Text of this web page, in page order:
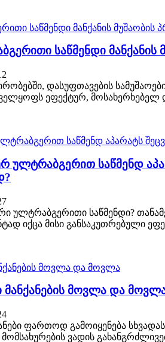
საწმენდი მანქანის
დასუფთავების
ეფექტურ, მოსახერხებელ
ულტრაბგერით საწმენდ
ულტრაბგერითი საწმენდი?
იქცა მისი განსაკუთრებული
მოვლა და
ფართოდ გამოიყენება
მომსახურების ვადის